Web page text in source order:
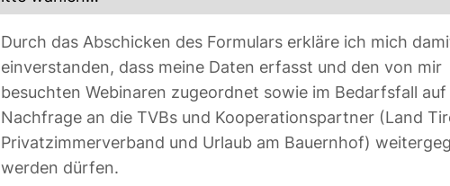
Durch das Abschicken des Formulars erkläre ich mich
einverstanden, dass meine Daten erfasst und den von mir
besuchten Webinaren zugeordnet sowie im Bedarfsfall auf
Nachfrage an die TVBs und Kooperationspartner (Land
Privatzimmerverband und Urlaub am Bauernhof)
werden dürfen.